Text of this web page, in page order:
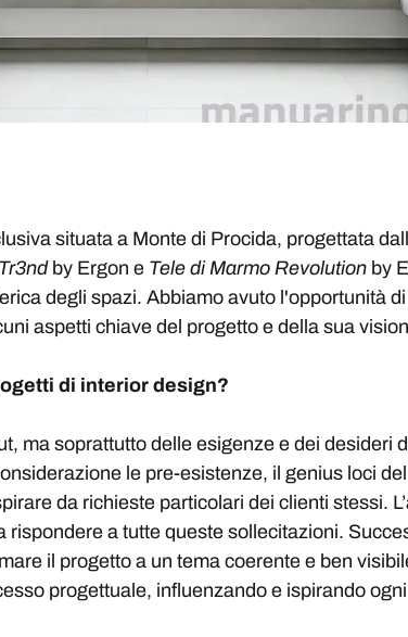
situata a Monte di Procida, progettata
Tr3ndby Ergon e Tele di Marmo Revolution by
degli spazi. Abbiamo avuto l'opportunità
aspetti chiave del progetto e della sua
di interior design?
ma soprattutto delle esigenze e dei desideri
le pre-esistenze, il genius loci
da richieste particolari dei clienti stessi.
a tutte queste sollecitazioni.
il progetto a un tema coerente e ben
progettuale, influenzando e ispirando